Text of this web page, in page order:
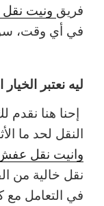
فريق ونيت
في أي وقت،
ليه نعتبر الخيار
إحنا هنا نقدم
النقل لحد ما
وانيت نقل
نقل خالية من
في التعامل مع